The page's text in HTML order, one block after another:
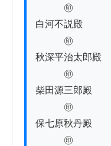
㊞
白河不説殿
㊞
秋深平治太郎殿
㊞
柴田源三郎殿
㊞
保七原秋丹殿
㊞